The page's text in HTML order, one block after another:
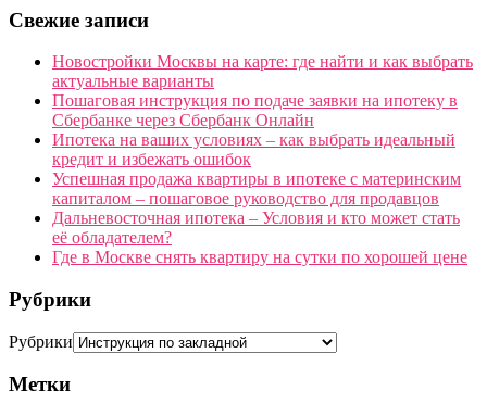
Свежие записи
Новостройки Москвы на карте: где найти и как выбрать
актуальные варианты
Пошаговая инструкция по подаче заявки на ипотеку в
Сбербанке через Сбербанк Онлайн
Ипотека на ваших условиях – как выбрать идеальный
кредит и избежать ошибок
Успешная продажа квартиры в ипотеке с материнским
капиталом – пошаговое руководство для продавцов
Дальневосточная ипотека – Условия и кто может стать
её обладателем?
Где в Москве снять квартиру на сутки по хорошей цене
Рубрики
Рубрики
Метки